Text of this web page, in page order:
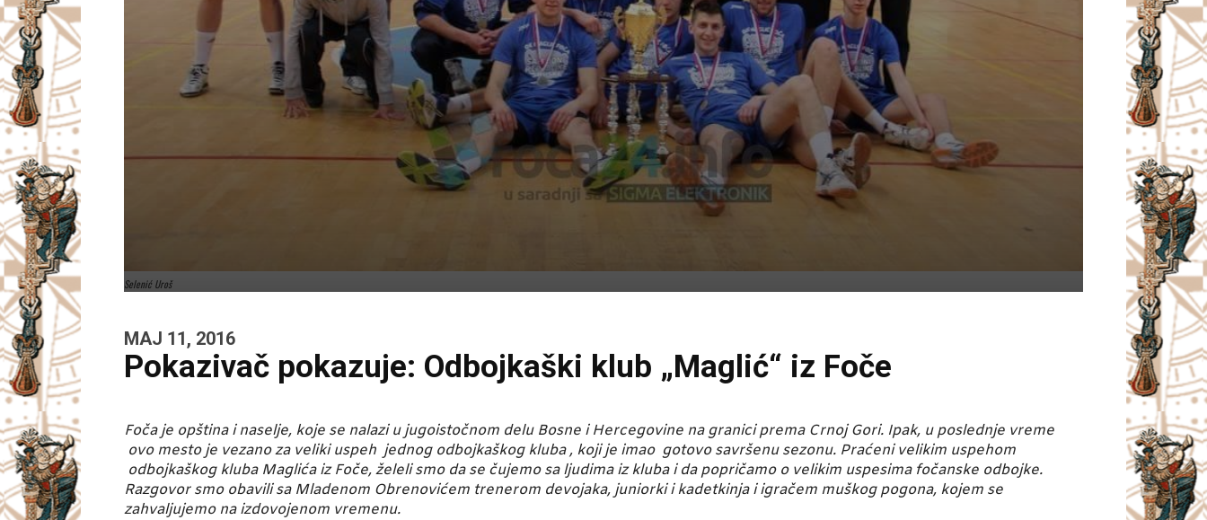
Selenić Uroš
MAJ 11, 2016
Pokazivač pokazuje: Odbojkaški klub „Maglić“ iz Foče
Foča je opština i naselje, koje se nalazi u jugoistočnom delu Bosne i Hercegovine na granici prema Crnoj Gori. Ipak, u poslednje vreme
ovo mesto je vezano za veliki uspeh jednog odbojkaškog kluba , koji je imao gotovo savršenu sezonu. Praćeni velikim uspehom
odbojkaškog kluba Maglića iz Foče, želeli smo da se čujemo sa ljudima iz kluba i da popričamo o velikim uspesima fočanske odbojke.
Razgovor smo obavili sa Mladenom Obrenovićem trenerom devojaka, juniorki i kadetkinja i igračem muškog pogona, kojem se
zahvaljujemo na izdovojenom vremenu.